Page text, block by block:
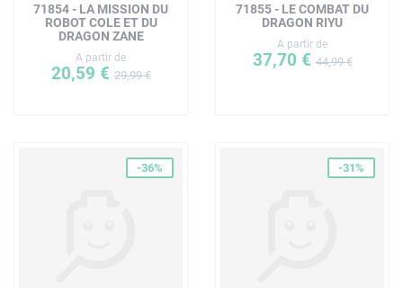
71854 - LA MISSION DU
ROBOT COLE ET DU
DRAGON ZANE
A partir de
20,59 €29,99 €
71855 - LE COMBAT DU
DRAGON RIYU
A partir de
37,70 €44,99 €
-36% -31%